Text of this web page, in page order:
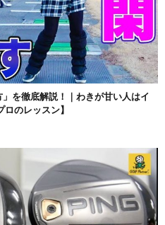
を徹底解説！｜わきが甘い人はイ
のレッスン】